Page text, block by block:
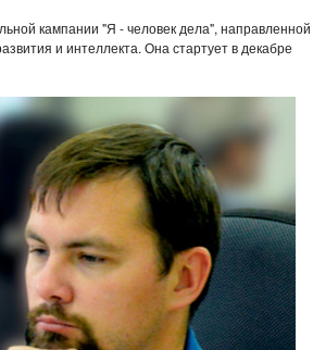
кампании "Я - человек дела", направленной
и интеллекта. Она стартует в декабре